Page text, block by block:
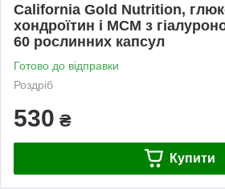
California Gold Nutrition,
хондроїтин і МСМ з
60 рослинних капсул
Готово до відправки
Роздріб
530 ₴
Купити